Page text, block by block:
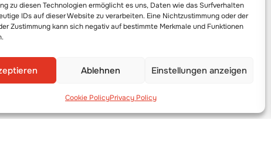
zu diesen Technologien ermöglicht es uns, Daten wie das Surfverhalten
IDs auf dieser Website zu verarbeiten. Eine Nichtzustimmung oder der
Zustimmung kann sich negativ auf bestimmte Merkmale und Funktionen
Ablehnen Einstellungen anzeigen
Cookie PolicyPrivacy Policy